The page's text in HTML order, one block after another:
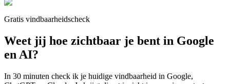
Gratis vindbaarheidscheck
Weet jij hoe zichtbaar je bent in Google
en AI?
In 30 minuten check ik je huidige vindbaarheid in Google,